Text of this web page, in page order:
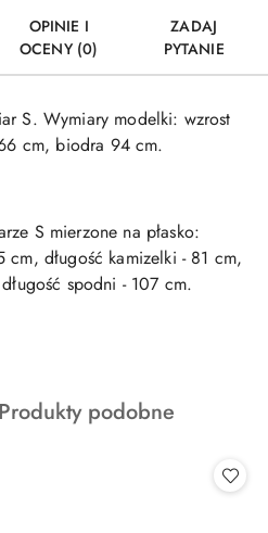
OPINIE I
OCENY (0)
ZADAJ
PYTANIE
S. Wymiary modelki: wzrost
cm, biodra 94 cm.
S mierzone na płasko:
długość kamizelki - 81 cm,
spodni - 107 cm.
Produkty
Produkty podobne